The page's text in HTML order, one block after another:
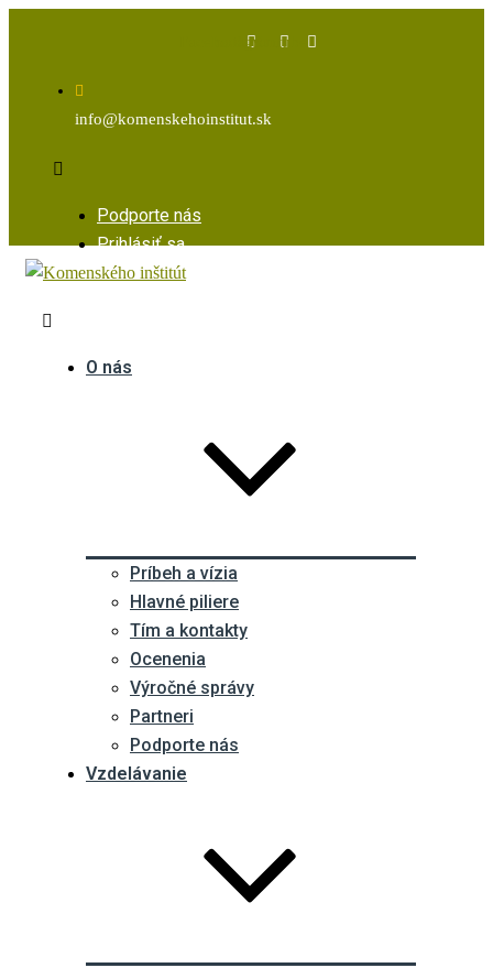
InstagramYoutube
info@komenskehoinstitut.sk
Podporte nás
Prihlásiť sa
O nás
Príbeh a vízia
Hlavné piliere
Tím a kontakty
Ocenenia
Výročné správy
Partneri
Podporte nás
Vzdelávanie